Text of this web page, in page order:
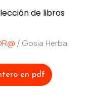
de libros
/ Gosia Herba
en pdf